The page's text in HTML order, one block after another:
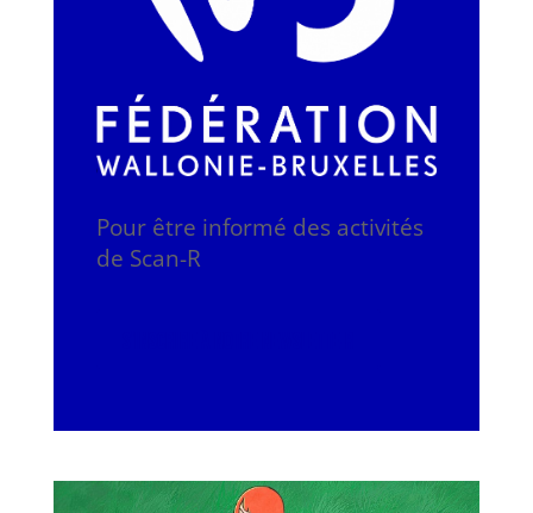
Pour être informé des activités
de Scan-R